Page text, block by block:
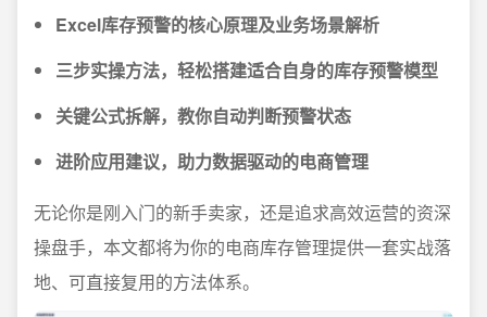
Excel库存预警的核心原理及业务场景解析
三步实操方法，轻松搭建适合自身的库存预警模型
关键公式拆解，教你自动判断预警状态
进阶应用建议，助力数据驱动的电商管理
无论你是刚入门的新手卖家，还是追求高效运营的资深
操盘手，本文都将为你的电商库存管理提供一套实战落
地、可直接复用的方法体系。